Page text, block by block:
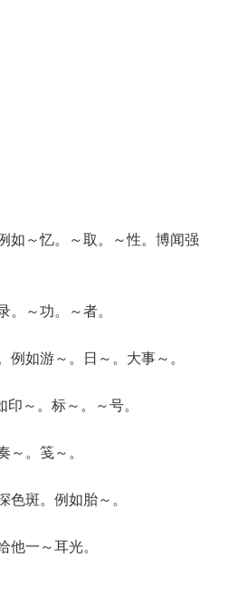
～忆。～取。～性。博闻强
～功。～者。
如游～。日～。大事～。
～。标～。～号。
。笺～。
斑。例如胎～。
一～耳光。